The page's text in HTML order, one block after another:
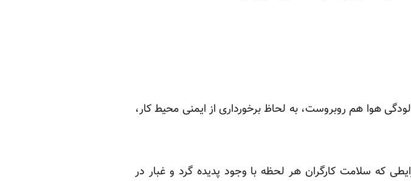
هوا هم روبروست، به لحاظ برخورداری از ایمنی محیط کار،
ایران “در شرایطی که سلامت کارگران هر لحظه با وجود پدیده گرد و غبار در